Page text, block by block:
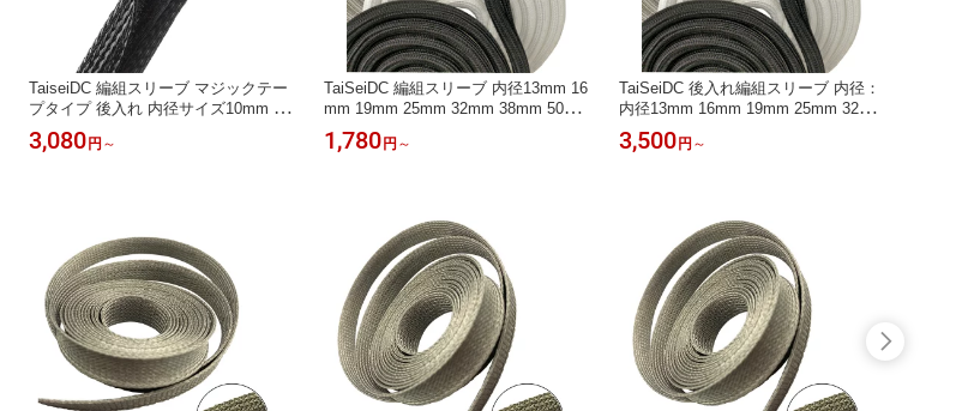
TaiseiDC 編組スリーブ マジックテー
プタイプ 後入れ 内径サイズ10mm 15
mm 23mm 30mm 40mm 5規格選択
推奨適用範囲φ1〜φ45mm選択 面ファ
3,080 円 ～
TaiSeiDC 編組スリーブ 内径13mm 16
mm 19mm 25mm 32mm 38mm 50mm
長さ2M ( 推奨使用範囲 8φ〜 26φ間4
規格選択) 後入れ 編組チューブ ケー
1,780 円 ～
TaiSeiDC 後入れ編組スリーブ 内径：
内径13mm 16mm 19mm 25mm 32mm
38mm 50mm 長さ5M ( 推奨使用範囲
8φ〜 52φ間7規格選択) ケーブルスリ
3,500 円 ～